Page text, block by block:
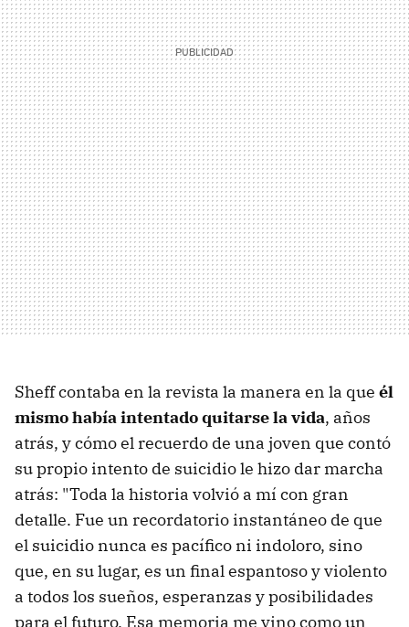
Sheff contaba en la revista la manera en la que él
mismo había intentado quitarse la vida, años
atrás, y cómo el recuerdo de una joven que contó
su propio intento de suicidio le hizo dar marcha
atrás: "Toda la historia volvió a mí con gran
detalle. Fue un recordatorio instantáneo de que
el suicidio nunca es pacífico ni indoloro, sino
que, en su lugar, es un final espantoso y violento
a todos los sueños, esperanzas y posibilidades
para el futuro. Esa memoria me vino como un